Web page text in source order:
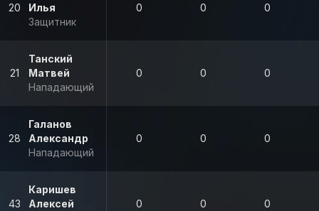
20
Илья
Защитник
0 0 0
21
Танский
Матвей
Нападающий
0 0 0
28
Галанов
Александр
Нападающий
0 0 0
43
Каришев
Алексей
0 0 0